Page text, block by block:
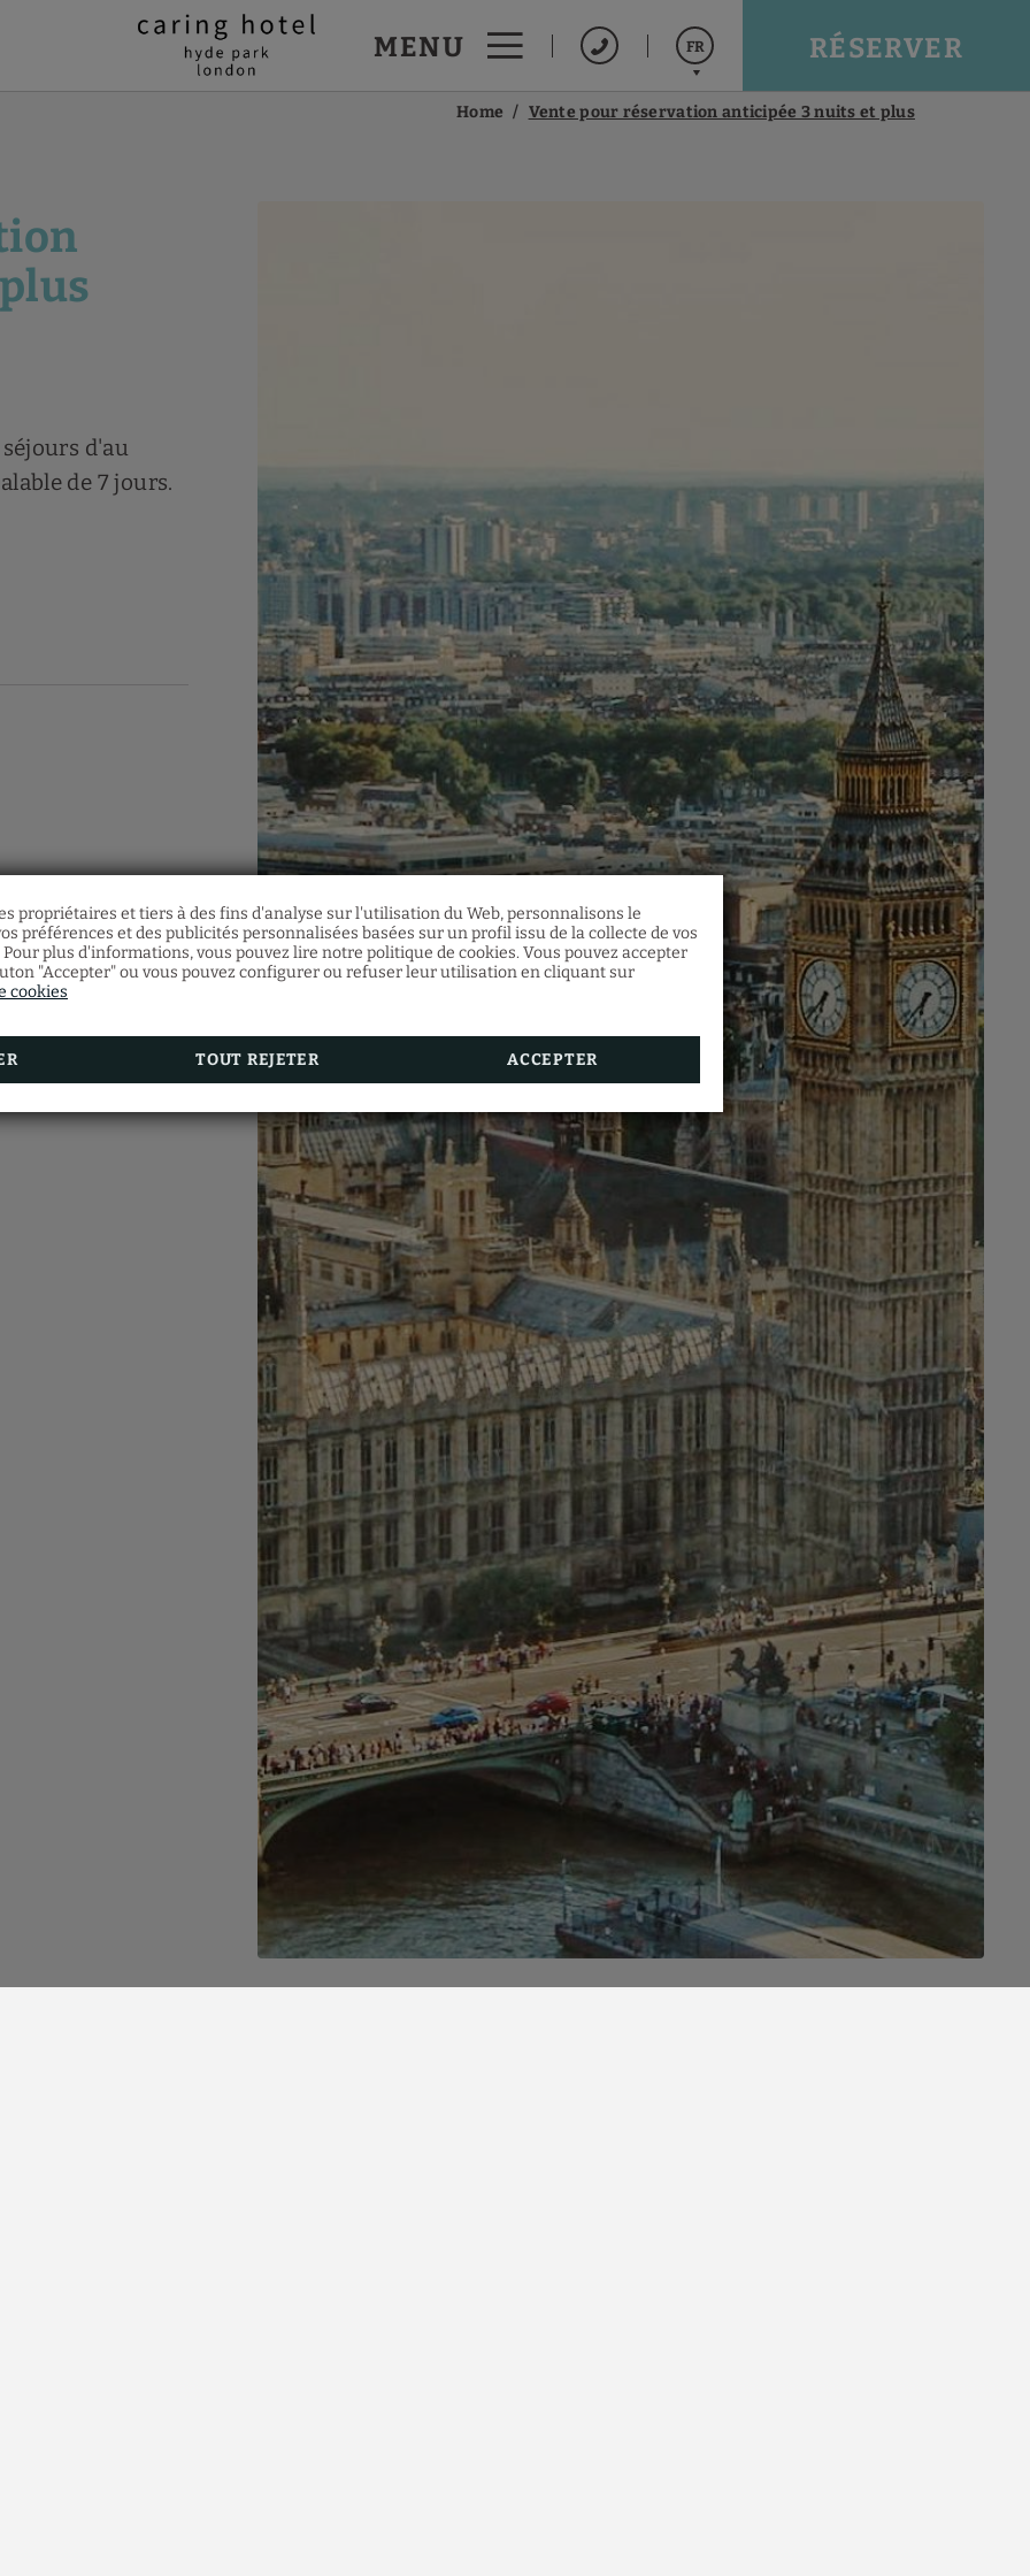
propriétaires et tiers à des fins d'analyse sur l'utilisation du Web, personnalisons le
préférences et des publicités personnalisées basées sur un profil issu de la collecte de vos
plus d'informations, vous pouvez lire notre politique de cookies. Vous pouvez accepter
"Accepter" ou vous pouvez configurer ou refuser leur utilisation en cliquant sur
cookies
TOUT REJETER ACCEPTER
MENU FR RÉSERVER
Home Vente pour réservation anticipée 3 nuits et plus
d'au
de 7 jours.